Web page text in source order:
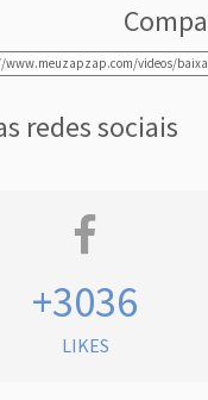
redes sociais
+3036
LIKES